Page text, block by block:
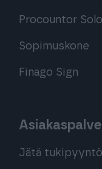
Procountor Solo
Sopimuskone
Finago Sign
Jätä